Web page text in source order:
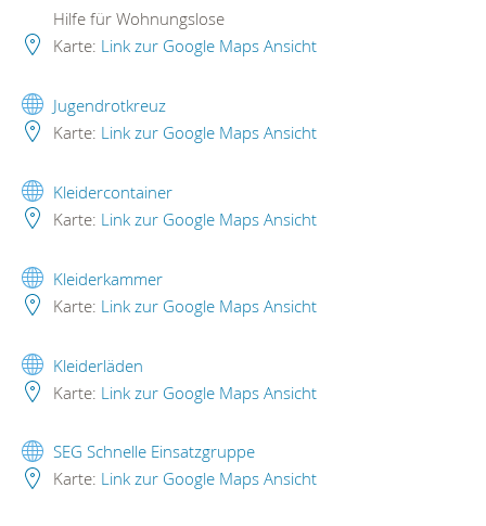
Hilfe für Wohnungslose
Karte: Link zur Google Maps Ansicht
Jugendrotkreuz
Karte: Link zur Google Maps Ansicht
Kleidercontainer
Karte: Link zur Google Maps Ansicht
Kleiderkammer
Karte: Link zur Google Maps Ansicht
Kleiderläden
Karte: Link zur Google Maps Ansicht
SEG Schnelle Einsatzgruppe
Karte: Link zur Google Maps Ansicht